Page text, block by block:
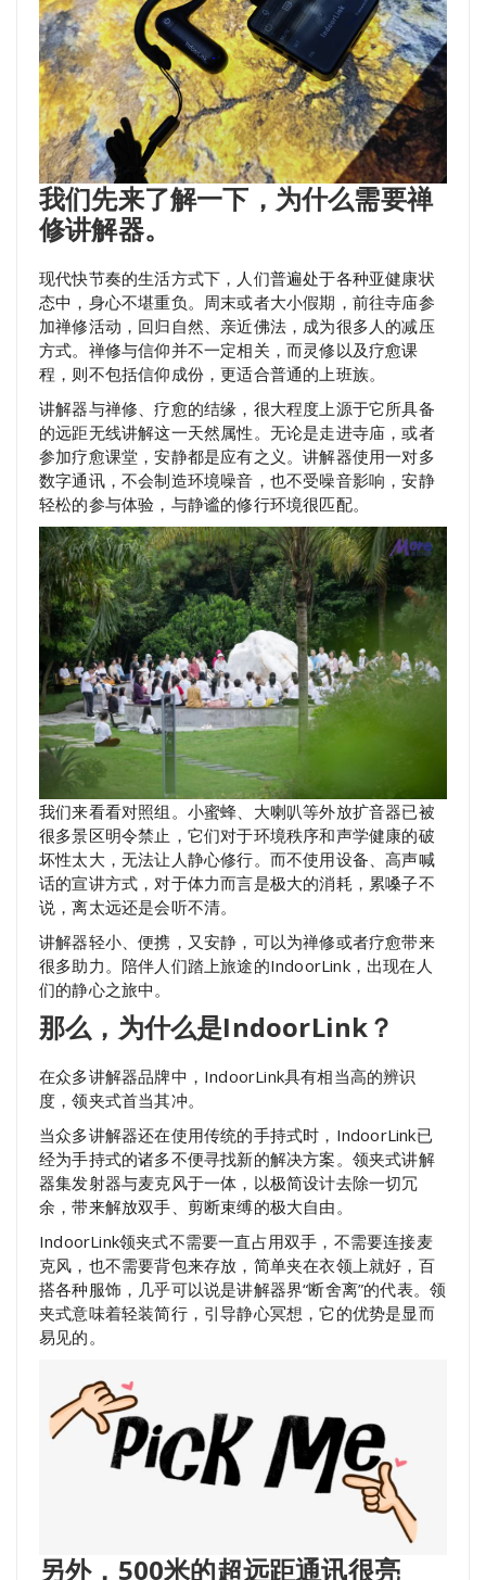
我们先来了解一下，为什么需要禅
修讲解器。
现代快节奏的生活方式下，人们普遍处于各种亚健康状
态中，身心不堪重负。周末或者大小假期，前往寺庙参
加禅修活动，回归自然、亲近佛法，成为很多人的减压
方式。禅修与信仰并不一定相关，而灵修以及疗愈课
程，则不包括信仰成份，更适合普通的上班族。
讲解器与禅修、疗愈的结缘，很大程度上源于它所具备
的远距无线讲解这一天然属性。无论是走进寺庙，或者
参加疗愈课堂，安静都是应有之义。讲解器使用一对多
数字通讯，不会制造环境噪音，也不受噪音影响，安静
轻松的参与体验，与静谧的修行环境很匹配。
我们来看看对照组。小蜜蜂、大喇叭等外放扩音器已被
很多景区明令禁止，它们对于环境秩序和声学健康的破
坏性太大，无法让人静心修行。而不使用设备、高声喊
话的宣讲方式，对于体力而言是极大的消耗，累嗓子不
说，离太远还是会听不清。
讲解器轻小、便携，又安静，可以为禅修或者疗愈带来
很多助力。陪伴人们踏上旅途的IndoorLink，出现在人
们的静心之旅中。
那么，为什么是IndoorLink？
在众多讲解器品牌中，IndoorLink具有相当高的辨识
度，领夹式首当其冲。
当众多讲解器还在使用传统的手持式时，IndoorLink已
经为手持式的诸多不便寻找新的解决方案。领夹式讲解
器集发射器与麦克风于一体，以极简设计去除一切冗
余，带来解放双手、剪断束缚的极大自由。
IndoorLink领夹式不需要一直占用双手，不需要连接麦
克风，也不需要背包来存放，简单夹在衣领上就好，百
搭各种服饰，几乎可以说是讲解器界“断舍离”的代表。领
夹式意味着轻装简行，引导静心冥想，它的优势是显而
易见的。
另外，500米的超远距通讯很亮